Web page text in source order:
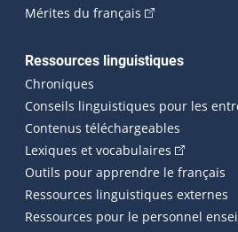
Mérites du français (Cet hyperlien
Ressources linguistiques
Chroniques
Conseils linguistiques pour les
Contenus téléchargeables
Lexiques et vocabulaires (Cet
Outils pour apprendre le français
Ressources linguistiques externes
Ressources pour le personnel